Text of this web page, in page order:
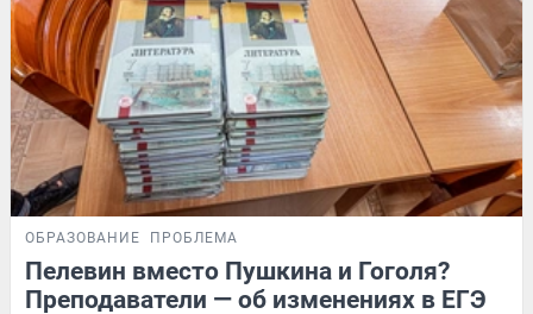
ОБРАЗОВАНИЕ ПРОБЛЕМА
Пелевин вместо Пушкина и Гоголя?
Преподаватели — об изменениях в ЕГЭ